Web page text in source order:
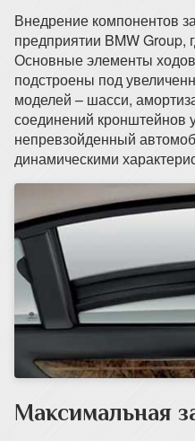
Внедрение компонентов
предприятии BMW Group,
Основные элементы
подстроены под
моделей – шасси,
соединений кронштейнов
непревзойденный
динамическими
Максимальная